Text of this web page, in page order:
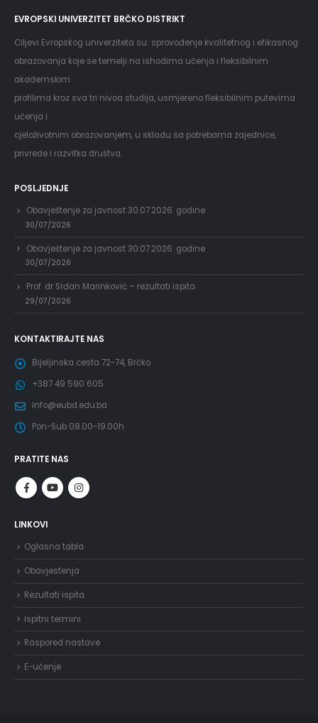
EVROPSKI UNIVERZITET BRČKO DISTRIKT
Ciljevi Evropskog univerziteta su: sprovođenje kvalitetnog i efikasnog
obrazovanja koje se temelji na ishodima učenja i fleksibilnim
akademskim
profilima kroz sva tri nivoa studija, usmjereno fleksibilnim putevima
učenja i
cjeloživotnim obrazovanjem, u skladu sa potrebama zajednice,
privrede i razvitka društva.
POSLJEDNJE
Obavještenje za javnost 30.07.2026. godine
30/07/2026
Obavještenje za javnost 30.07.2026. godine
30/07/2026
Prof. dr Srđan Marinković – rezultati ispita
29/07/2026
KONTAKTIRAJTE NAS
Bijeljinska cesta 72-74, Brčko
+387 49 590 605
info@eubd.edu.ba
Pon-Sub 08.00-19.00h
PRATITE NAS
LINKOVI
Oglasna tabla
Obavjestenja
Rezultati ispita
Ispitni termini
Raspored nastave
E-učenje